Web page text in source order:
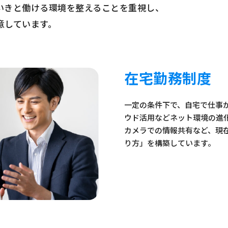
と働ける環境を整えることを重視し、
ています。
在宅勤務制度
一定の条件下で、自宅で仕事
ウド活用などネット環境の
カメラでの情報共有など、現
り方」を構築しています。